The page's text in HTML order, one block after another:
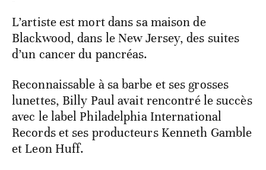
L’artiste est mort dans sa maison de
Blackwood, dans le New Jersey, des suites
d’un cancer du pancréas.
Reconnaissable à sa barbe et ses grosses
lunettes, Billy Paul avait rencontré le succès
avec le label Philadelphia International
Records et ses producteurs Kenneth Gamble
et Leon Huff.